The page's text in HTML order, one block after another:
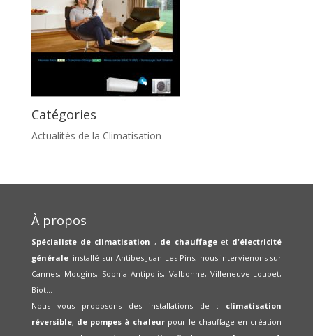
Catégories
Actualités de la Climatisation
À propos
Spécialiste de climatisation , de chauffageet d'électricité
générale installé sur Antibes Juan Les Pins, nous intervienons sur
Cannes, Mougins, Sophia Antipolis, Valbonne, Villeneuve-Loubet,
Biot...
Nous vous proposons des installations de : climatisation
réversible, de pompes à chaleurpour le chauffage en création